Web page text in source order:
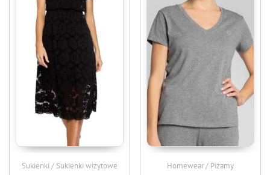
Sukienki / Sukienki wizytowe Homewear / Piżamy